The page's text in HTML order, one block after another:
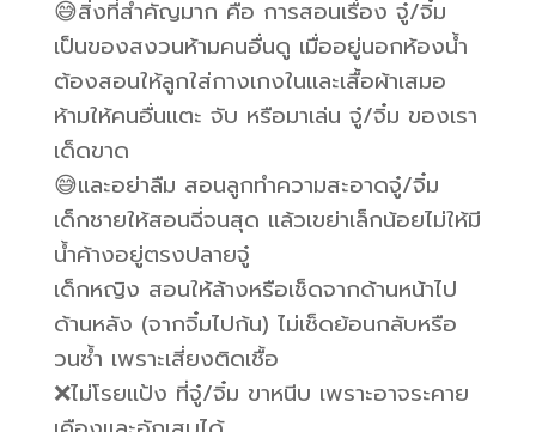
😅สิ่งที่สำคัญมาก คือ การสอนเรื่อง จู๋/จิ๋ม
เป็นของสงวนห้ามคนอื่นดู เมื่ออยู่นอกห้องน้ำ
ต้องสอนให้ลูกใส่กางเกงในและเสื้อผ้าเสมอ
ห้ามให้คนอื่นแตะ จับ หรือมาเล่น จู๋/จิ๋ม ของเรา
เด็ดขาด
😅และอย่าลืม สอนลูกทำความสะอาดจู๋/จิ๋ม
เด็กชายให้สอนฉี่จนสุด แล้วเขย่าเล็กน้อยไม่ให้มี
น้ำค้างอยู่ตรงปลายจู๋
เด็กหญิง สอนให้ล้างหรือเช็ดจากด้านหน้าไป
ด้านหลัง (จากจิ๋มไปก้น) ไม่เช็ดย้อนกลับหรือ
วนซ้ำ เพราะเสี่ยงติดเชื้อ
❌ไม่โรยแป้ง ที่จู๋/จิ๋ม ขาหนีบ เพราะอาจระคาย